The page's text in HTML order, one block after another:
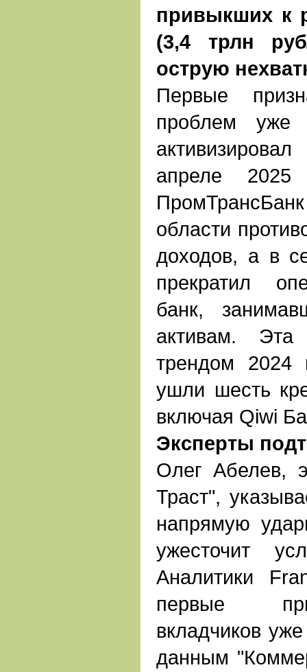
привыкших к
(3,4 трлн
острую
Первые
проблем уже
апреле
области
доходов, а в
прекратил
банк,
активам.
трендом 2024
ушли шесть
включая Qiwi
Эксперты
Олег Абелев,
Траст",
напрямую
ужесточит
Аналитики
первые
вкладчиков
данным